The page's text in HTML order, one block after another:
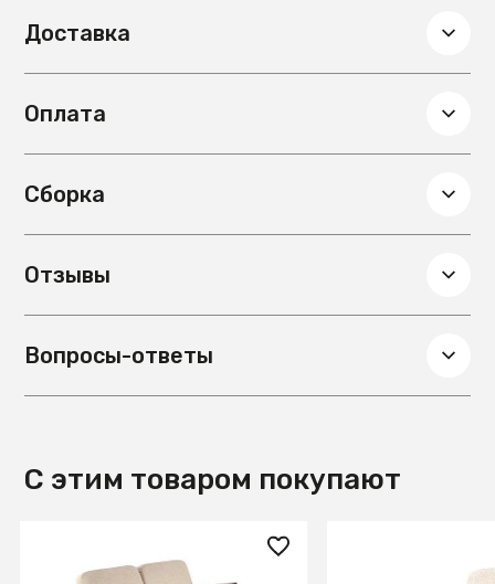
Материал ножек
Сборка
Гарантия
12 мес.
Цвет столешницы
Доставка
Оплата
Сборка
Отзывы
Вопросы-ответы
С этим товаром покупают